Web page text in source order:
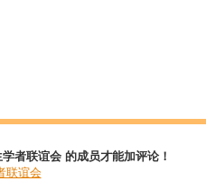
者联谊会 的成员才能加评论！
联谊会